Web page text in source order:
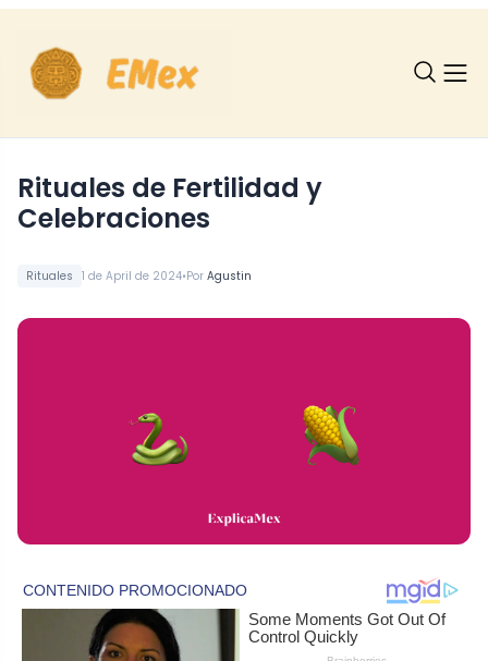
Rituales 1 de April de 2024•Por Agustin
Rituales de Fertilidad y
Celebraciones